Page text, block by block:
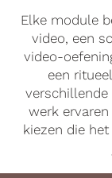
Elke module
video, een
video-
een
verschillende
werk
kiezen die